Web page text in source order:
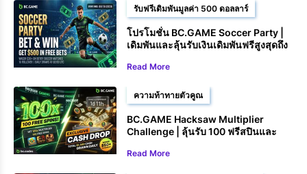
รับฟรีเดิมพันมูลค่า 500 ดอลลาร์
โปรโมชั่น BC.GAME Soccer Party |
เดิมพันและลุ้นรับเงินเดิมพันฟรีสูงสุดถึง
Read More
ความท้าทายตัวคูณ
BC.GAME Hacksaw Multiplier
Challenge | ลุ้นรับ 100 ฟรีสปินและ
Read More